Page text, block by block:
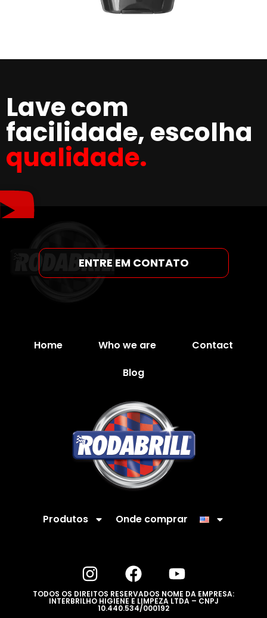
Lave com
facilidade, escolha
qualidade.
ENTRE EM CONTATO
Home Who we are
Contact
Blog
Produtos Onde comprar
TODOS OS DIREITOS RESERVADOS NOME DA EMPRESA:
INTERBRILHO HIGIENE E LIMPEZA LTDA – CNPJ
10.440.534/000192